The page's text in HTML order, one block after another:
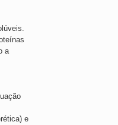
a
e